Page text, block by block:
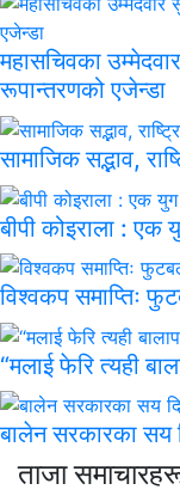
महासचिवका
रूपान्तरणको एजेन्डा
सामाजिक सद्भाव,
बीपी कोइराला : एक
विश्वकप समाप्तिः
“मलाई फेरि त्यही
बालेन सरकारका सय
ताजा